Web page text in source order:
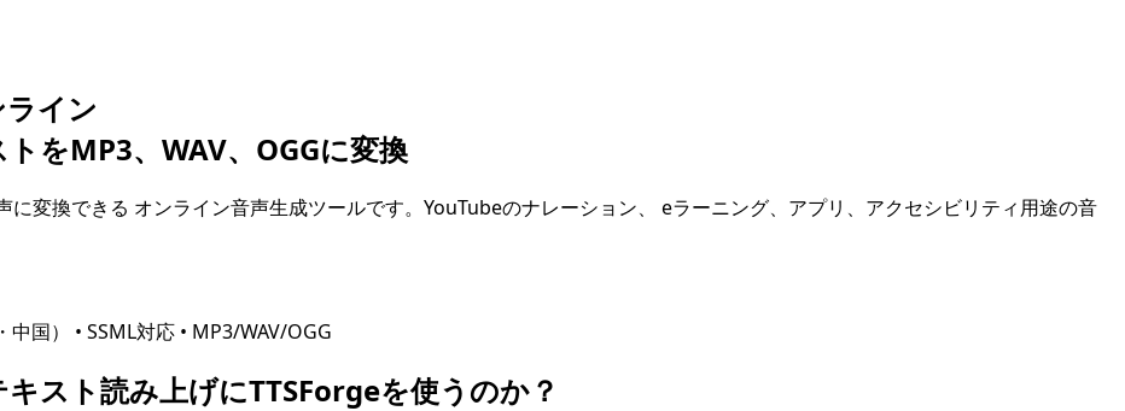
イン
をMP3、WAV、OGGに変換
に変換できる オンライン音声生成ツールです。YouTubeのナレーション、 eラーニング、アプリ、アクセシビリティ用途の音
国） • SSML対応 • MP3/WAV/OGG
キスト読み上げにTTSForgeを使うのか？